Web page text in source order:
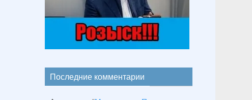
Последние комментарии